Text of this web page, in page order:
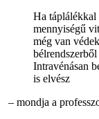
Ha
mennyiségű
még van
Intravénásan
is elvész
– mondja a